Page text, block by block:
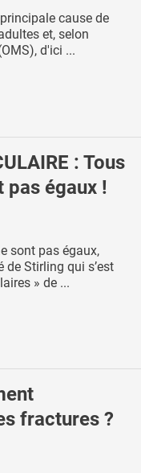
cause de
et, selon
d'ici ...
: Tous
pas égaux !
sont pas égaux,
de Stirling qui s’est
» de ...
fractures ?